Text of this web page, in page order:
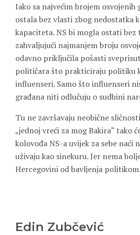
Iako sa najvećim brojem osvojenih
ostala bez vlasti zbog nedostatka
kapaciteta. NS bi mogla ostati
zahvaljujući najmanjem broju
odavno priključila pošasti
političara što prakticiraju politiku
influenseri. Samo što influenseri
građana niti odlučuju o sudbini
Tu ne završavaju neobične
„jednoj vreći za mog Bakira“ tako
kolovođa NS-a uvijek za sebe naći
uživaju kao sinekuru. Jer nema
Hercegovini od bavljenja politikom.
Edin Zubčević